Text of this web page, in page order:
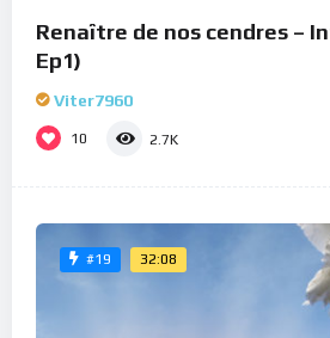
Renaître de nos cendres –
Ep1)
Viter7960
10 2.7K
#19 32:08